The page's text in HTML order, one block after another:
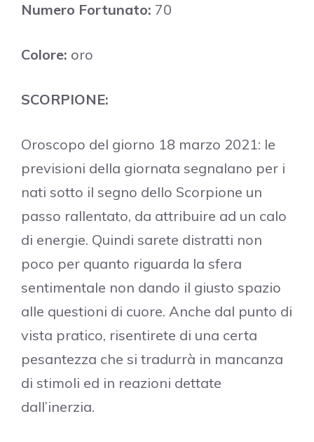
Numero Fortunato: 70
Colore: oro
SCORPIONE:
Oroscopo del giorno 18 marzo 2021: le
previsioni della giornata segnalano per i
nati sotto il segno dello Scorpione un
passo rallentato, da attribuire ad un calo
di energie. Quindi sarete distratti non
poco per quanto riguarda la sfera
sentimentale non dando il giusto spazio
alle questioni di cuore. Anche dal punto di
vista pratico, risentirete di una certa
pesantezza che si tradurrà in mancanza
di stimoli ed in reazioni dettate
dall’inerzia.